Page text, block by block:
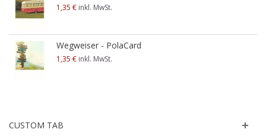
1,35 € inkl. MwSt.
Wegweiser - PolaCard
1,35 € inkl. MwSt.
CUSTOM TAB